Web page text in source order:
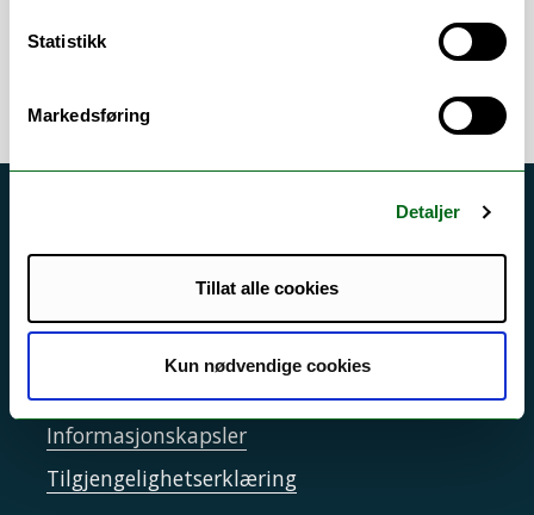
Statistikk
Markedsføring
Detaljer
Tillat alle cookies
Kun nødvendige cookies
Si ifra!
Sikkerhet, beredskap og personvern
Informasjonskapsler
Tilgjengelighetserklæring